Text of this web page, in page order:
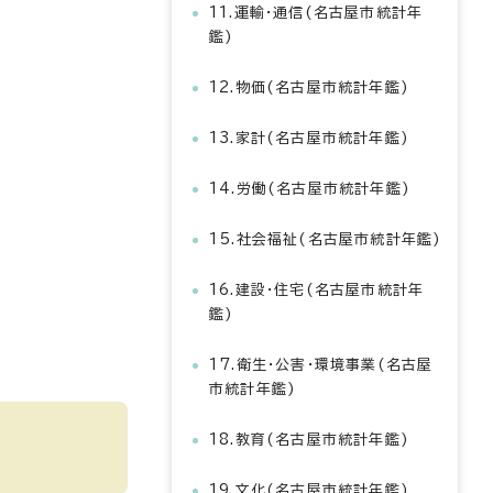
11.運輸・通信(名古屋市統計年
鑑)
12.物価(名古屋市統計年鑑)
13.家計(名古屋市統計年鑑)
14.労働(名古屋市統計年鑑)
15.社会福祉(名古屋市統計年鑑)
16.建設・住宅(名古屋市統計年
鑑)
17.衛生・公害・環境事業(名古屋
市統計年鑑)
18.教育(名古屋市統計年鑑)